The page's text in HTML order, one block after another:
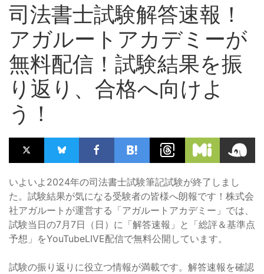
司法書士試験解答速報！
アガルートアカデミーが
無料配信！試験結果を振
り返り、合格へ向けよ
う！
いよいよ2024年の司法書士試験筆記試験が終了しまし
た。試験結果が気になる受験者の皆様へ朗報です！株式会
社アガルートが運営する「アガルートアカデミー」では、
試験当日の7月7日（日）に「解答速報」と「総評＆基準点
予想」をYouTubeLIVE配信で無料公開しています。
試験の振り返りに役立つ情報が満載です。解答速報を確認